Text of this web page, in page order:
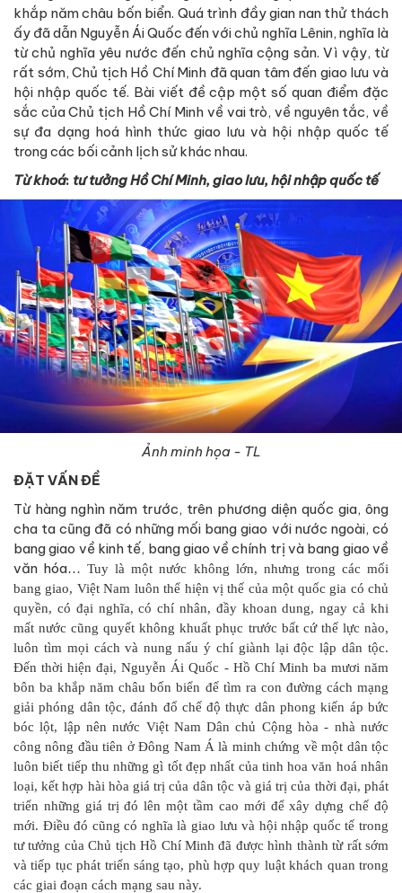
khắp năm châu bốn biển. Quá trình đầy gian nan thử thách
ấy đã dẫn Nguyễn Ái Quốc đến với chủ nghĩa Lênin, nghĩa là
từ chủ nghĩa yêu nước đến chủ nghĩa cộng sản. Vì vậy, từ
rất sớm, Chủ tịch Hồ Chí Minh đã quan tâm đến giao lưu và
hội nhập quốc tế. Bài viết đề cập một số quan điểm đặc
sắc của Chủ tịch Hồ Chí Minh về vai trò, về nguyên tắc, về
sự đa dạng hoá hình thức giao lưu và hội nhập quốc tế
trong các bối cảnh lịch sử khác nhau.
Từ khoá: tư tưởng Hồ Chí Minh, giao lưu, hội nhập quốc tế
Ảnh minh họa - TL
ĐẶT VẤN ĐỀ
Từ hàng nghìn năm trước, trên phương diện quốc gia, ông
cha ta cũng đã có những mối bang giao với nước ngoài, có
bang giao về kinh tế, bang giao về chính trị và bang giao về
văn hóa… Tuy là một nước không lớn, nhưng trong các mối
bang giao, Việt Nam luôn thể hiện vị thế của một quốc gia có chủ
quyền, có đại nghĩa, có chí nhân, đầy khoan dung, ngay cả khi
mất nước cũng quyết không khuất phục trước bất cứ thế lực nào,
luôn tìm mọi cách và nung nấu ý chí giành lại độc lập dân tộc.
Đến thời hiện đại, Nguyễn Ái Quốc - Hồ Chí Minh ba mươi năm
bôn ba khắp năm châu bốn biển để tìm ra con đường cách mạng
giải phóng dân tộc, đánh đổ chế độ thực dân phong kiến áp bức
bóc lột, lập nên nước Việt Nam Dân chủ Cộng hòa - nhà nước
công nông đầu tiên ở Đông Nam Á là minh chứng về một dân tộc
luôn biết tiếp thu những gì tốt đẹp nhất của tinh hoa văn hoá nhân
loại, kết hợp hài hòa giá trị của dân tộc và giá trị của thời đại, phát
triển những giá trị đó lên một tầm cao mới để xây dựng chế độ
mới. Điều đó cũng có nghĩa là giao lưu và hội nhập quốc tế trong
tư tưởng của Chủ tịch Hồ Chí Minh đã được hình thành từ rất sớm
và tiếp tục phát triển sáng tạo, phù hợp quy luật khách quan trong
các giai đoạn cách mạng sau này.